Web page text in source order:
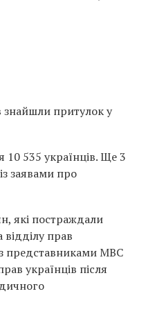
знайшли притулок у
10 535 українців. Ще 3
заявами про
які постраждали
прав
представниками МВС
українців після